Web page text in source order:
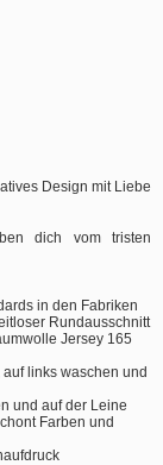
Design mit Liebe
dich vom tristen
in den Fabriken
Rundausschnitt
Jersey 165
links waschen und
und auf der Leine
Farben und